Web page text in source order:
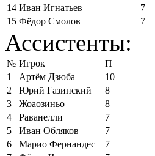
14 Иван Игнатьев
7
15 Фёдор Смолов 7
Ассистенты:
№ Игрок
П
1
Артём Дзюба
10
2
Юрий Газинский
8
3
Жоаозиньо
8
4
Раванелли
7
5
Иван Обляков
7
6
Марио Фернандес
7